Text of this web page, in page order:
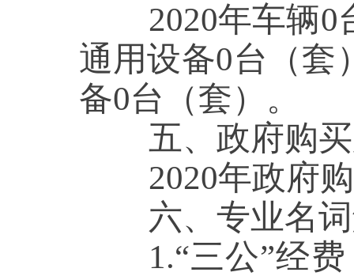
2020年车辆0
通用设备0台（套
备0台（套）。
五、政府购
2020年政府购
六、 专业名
1.“三公”经费